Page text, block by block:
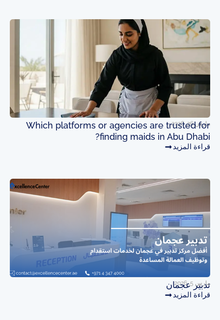
مارس 26, 2026
Which platforms or agencies are trusted for
finding maids in Abu Dhabi?
قراءة المزيد
مارس 5, 2026
تدبير عجمان
قراءة المزيد